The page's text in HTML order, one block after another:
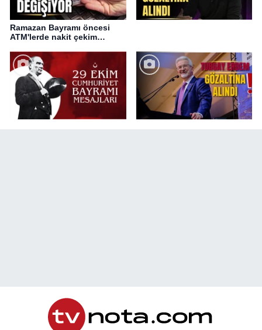
Ramazan Bayramı öncesi
ATM'lerde nakit çekim